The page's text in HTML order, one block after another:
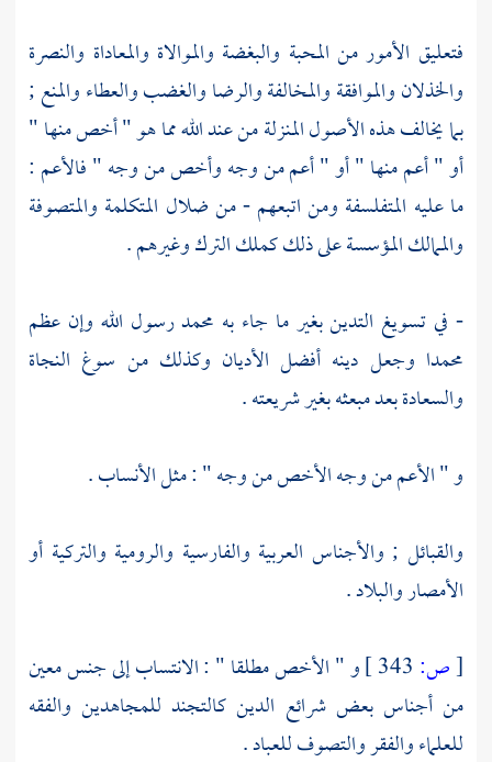
فتعليق الأمور من المحبة والبغضة والموالاة والمعاداة والنصرة
والخذلان والموافقة والمخالفة والرضا والغضب والعطاء والمنع ;
بما يخالف هذه الأصول المنزلة من عند الله مما هو " أخص منها "
أو " أعم منها " أو " أعم من وجه وأخص من وجه " فالأعم :
ما عليه المتفلسفة ومن اتبعهم - من ضلال المتكلمة والمتصوفة
والممالك المؤسسة على ذلك كملكالتركوغيرهم .
- في تسويغ التدين بغير ما جاء به محمدرسول الله وإن عظم
محمدا وجعل دينه أفضل الأديان وكذلك من سوغ النجاة
والسعادة بعد مبعثه بغير شريعته .
و " الأعم من وجه الأخص من وجه " : مثل الأنساب .
والقبائل ; والأجناس العربية والفارسية والرومية والتركية أو
الأمصار والبلاد .
[ص:
و " الأخص مطلقا " : الانتساب إلى جنس معين
من أجناس بعض شرائع الدين كالتجند للمجاهدين والفقه
للعلماء والفقر والتصوف للعباد .